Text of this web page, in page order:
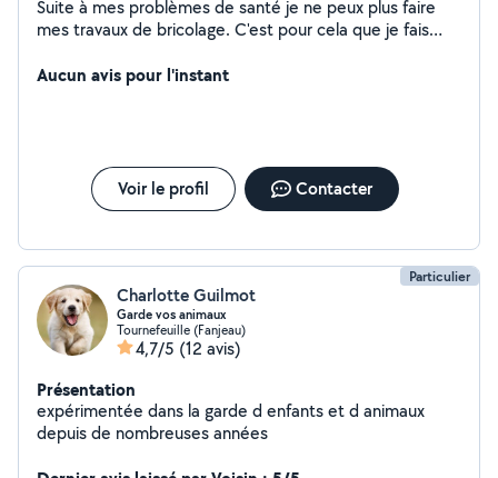
Suite à mes problèmes de santé je ne peux plus faire
mes travaux de bricolage. C'est pour cela que je fais
trouver des personnes pour m'aider à faire des petits
Aucun avis pour l'instant
Voir le profil Contacter
Particulier
Charlotte Guilmot
Garde vos animaux
Tournefeuille (Fanjeau)
4,7/5 (12 avis)
Présentation
expérimentée dans la garde d enfants et d animaux
depuis de nombreuses années